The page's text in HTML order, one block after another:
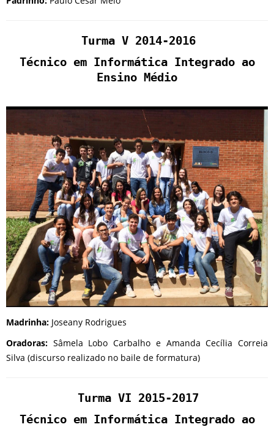
Turma V 2014-2016
Técnico em Informática Integrado ao
Ensino Médio
Madrinha: Joseany Rodrigues
Oradoras: Sâmela Lobo Carbalho e Amanda Cecília Correia
Silva (discurso realizado no baile de formatura)
Turma VI 2015-2017
Técnico em Informática Integrado ao